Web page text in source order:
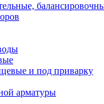
и под приварку
арматуры